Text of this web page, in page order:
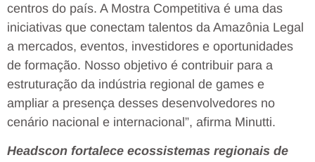
centros do país. A Mostra Competitiva é uma das
iniciativas que conectam talentos da Amazônia Legal
a mercados, eventos, investidores e oportunidades
de formação. Nosso objetivo é contribuir para a
estruturação da indústria regional de games e
ampliar a presença desses desenvolvedores no
cenário nacional e internacional”, afirma Minutti.
Headscon fortalece ecossistemas regionais de